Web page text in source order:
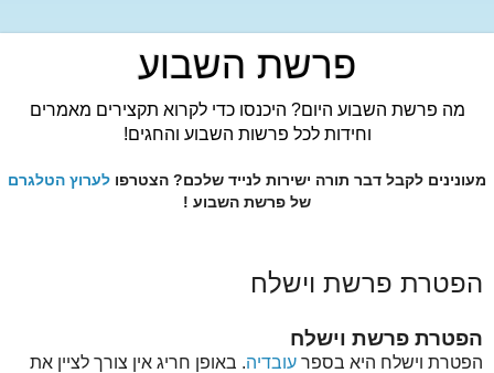
פרשת השבוע
מה פרשת השבוע היום? היכנסו כדי לקרוא תקצירים מאמרים
וחידות לכל פרשות השבוע והחגים!
מעונינים לקבל דבר תורה ישירות לנייד שלכם? הצטרפו לערוץ הטלגרם
של פרשת השבוע !
הפטרת פרשת וישלח
הפטרת פרשת וישלח
הפטרת וישלח היא בספר עובדיה. באופן חריג אין צורך לציין את